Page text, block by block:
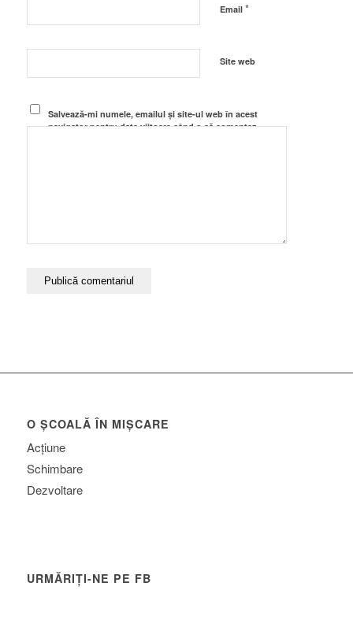
Email *
Site web
Salvează-mi numele, emailul și site-ul web în acest
navigator pentru data viitoare când o să comentez.
O ȘCOALĂ ÎN MIȘCARE
Acțiune
Schimbare
Dezvoltare
URMĂRIȚI-NE PE FB